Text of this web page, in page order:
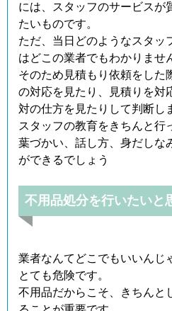
には、スタッフのサービスが
たいものです。
ただ、当日どのようなスタッ
はどこの業者でもわかりませ
そのため見積もり依頼をした
の対応を見たり、見積りを対
対の仕方を見たりして判断し
スタッフの教育をきちんと行
葉づかい、話し方、身だしな
ができるでしょう
不用品処分を行いたいと
業者なんてどこでもいいんじ
とても危険です。
不用品だからこそ、きちんと